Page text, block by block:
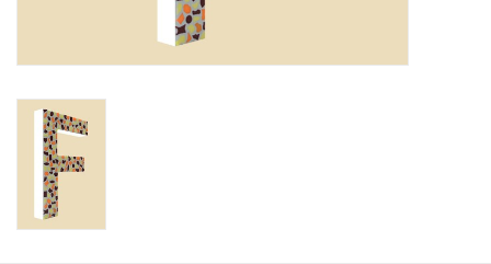
Wie zijn wij?
Moeder-dochter-activiteit
Met het hele gezin mozaieken